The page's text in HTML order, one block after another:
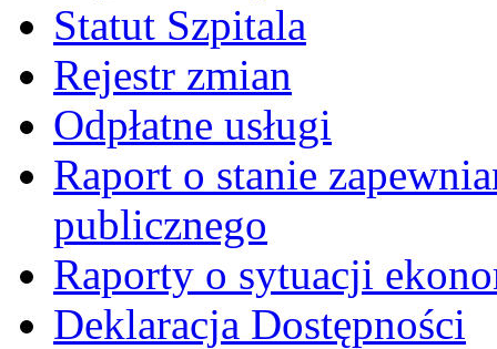
Statut Szpitala
Rejestr zmian
Odpłatne usługi
Raport o stanie
publicznego
Raporty o sytuacji
Deklaracja Dostępności